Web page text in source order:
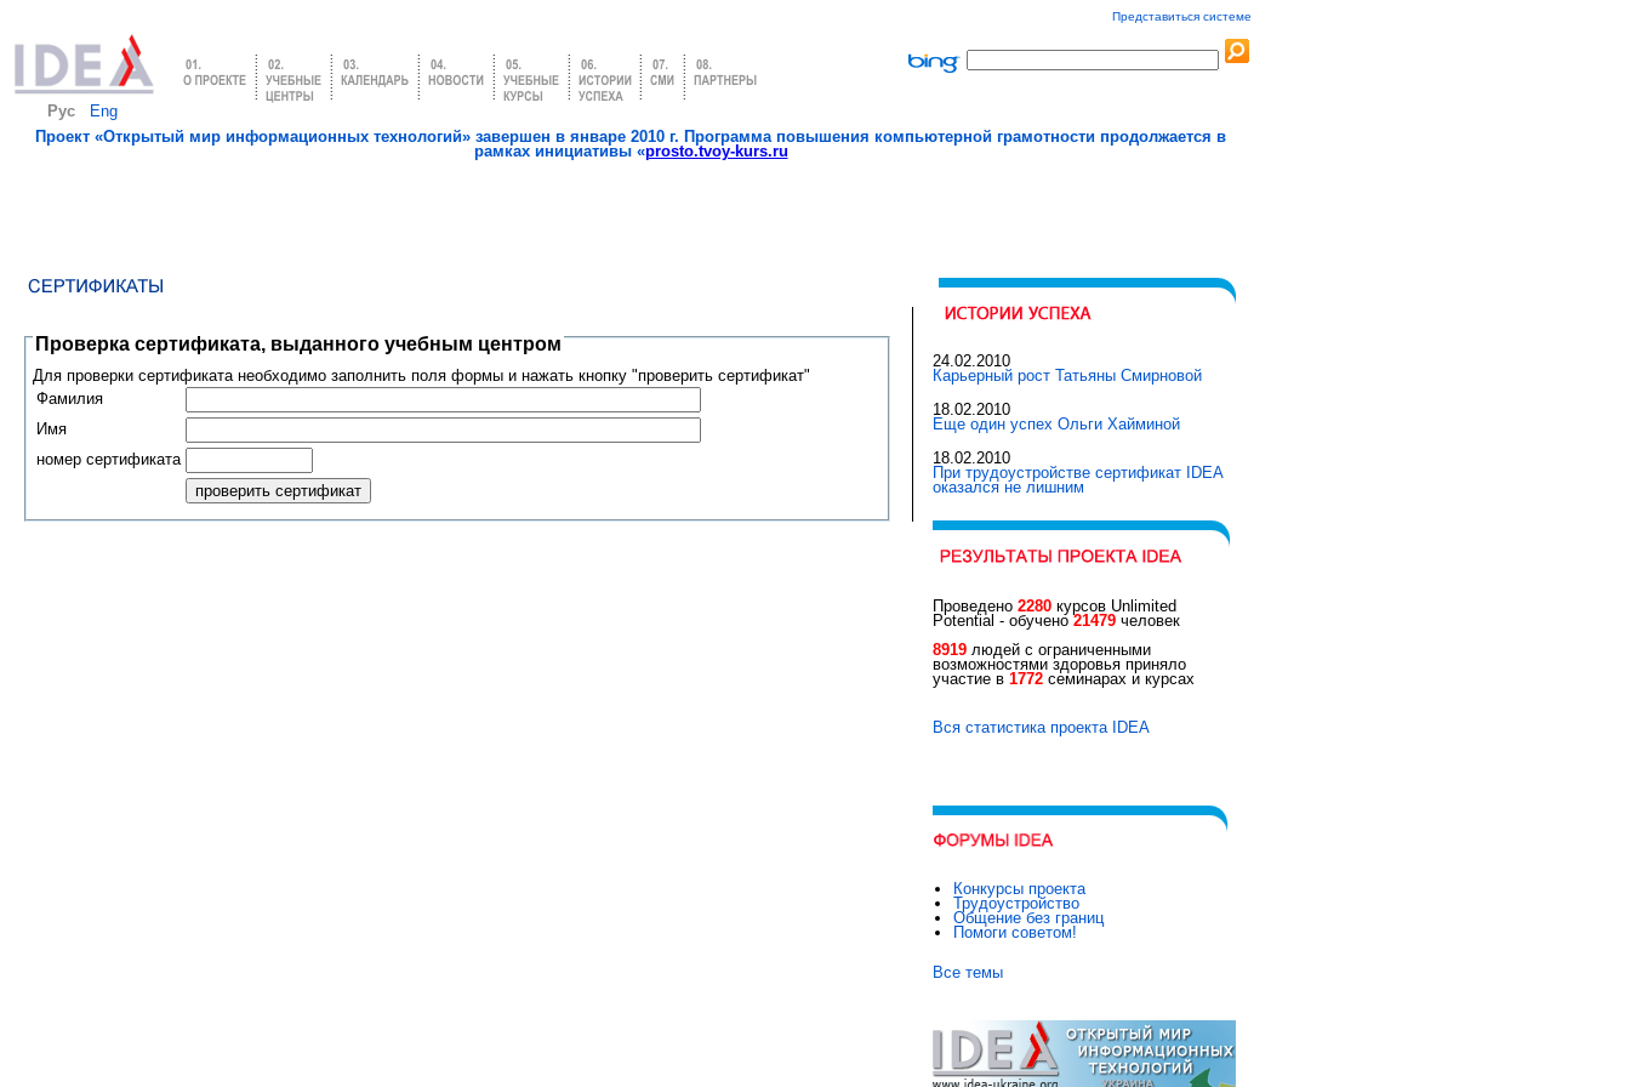
Представиться системе
Рус
Eng
Проект «Открытый мир информационных технологий» завершен в январе 2010 г. Программа повышения компьютерной грамотности продолжается в
рамках инициативы «prosto.tvoy-kurs.ru
Проверка сертификата, выданного учебным центром
Для проверки сертификата необходимо заполнить поля формы и нажать кнопку "проверить сертификат"
Фамилия
Имя
номер сертификата
24.02.2010
Карьерный рост Татьяны Смирновой
18.02.2010
Еще один успех Ольги Хайминой
18.02.2010
При трудоустройстве сертификат IDEA
оказался не лишним
Проведено 2280 курсов Unlimited
Potential - обучено21479 человек
8919 людей с ограниченными
возможностями здоровья приняло
участие в 1772 семинарах и курсах
Вся статистика проекта IDEA
Конкурсы проекта
Трудоустройство
Общение без границ
Помоги советом!
Все темы